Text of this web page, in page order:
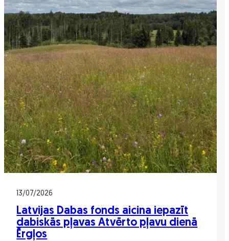
13/07/2026
Latvijas Dabas fonds aicina iepazīt
dabiskās pļavas Atvērto pļavu dienā
Ērgļos